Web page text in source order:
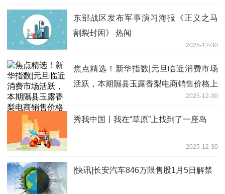
东部战区发布军事演习海报《正义之马
割裂封困》 热闻
2025-12-30
焦点精选！新华指数|元旦临近消费市场
活跃，本期隰县玉露香梨电商销售价格上
2025-12-30
秀我中国丨我在“草原”上找到了一座岛
2025-12-30
[快讯]长安汽车846万限售股1月5日解禁